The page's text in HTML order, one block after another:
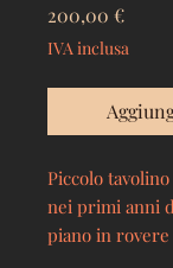
200,00 €Prezzo
IVA inclusa
Piccolo
nei primi anni
piano in rovere